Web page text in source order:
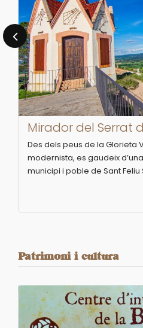
Mirador del Serrat
Des dels peus de la Glorieta
modernista, es gaudeix
municipi i poble de Sant Feliu
Patrimoni i cultura